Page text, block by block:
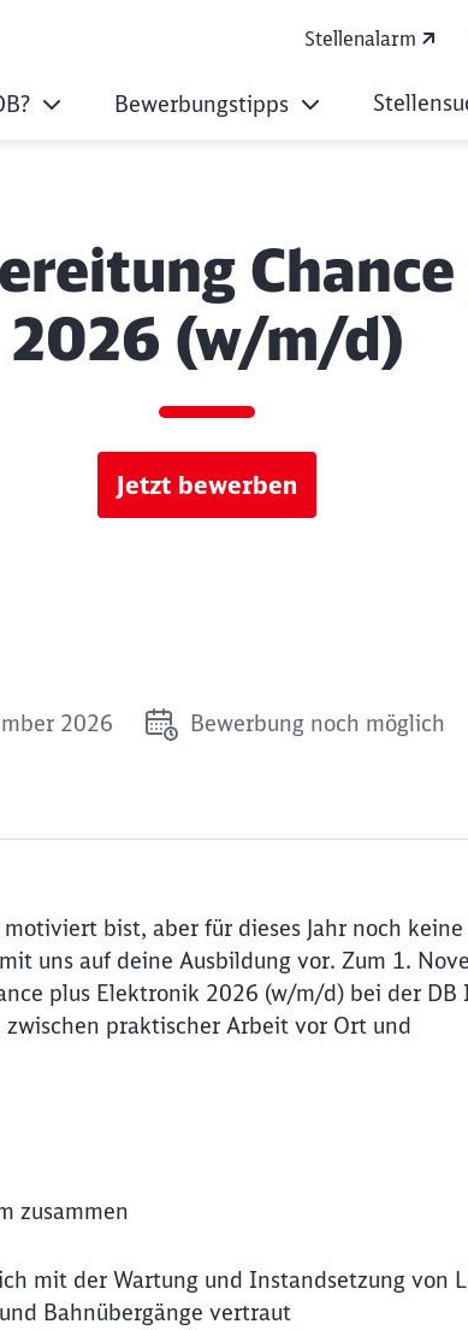
Stellenalarm
Bewerbungstipps
2026 (w/m/d)
Jetzt bewerben
2026 Bewerbung noch möglich
bist, aber für dieses Jahr noch keine
uns auf deine Ausbildung vor. Zum 1.
plus Elektronik 2026 (w/m/d) bei der DB
praktischer Arbeit vor Ort und
zusammen
mit der Wartung und Instandsetzung von
Bahnübergänge vertraut